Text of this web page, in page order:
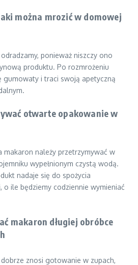
można mrozić w domowej
ponieważ niszczy ono
produktu. Po rozmrożeniu
gumowaty i traci swoją apetyczną
otwarte opakowanie w
należy przetrzymywać w
wypełnionym czystą wodą.
nadaje się do spożycia
o ile będziemy codziennie wymieniać
makaron długiej obróbce
znosi gotowanie w zupach,